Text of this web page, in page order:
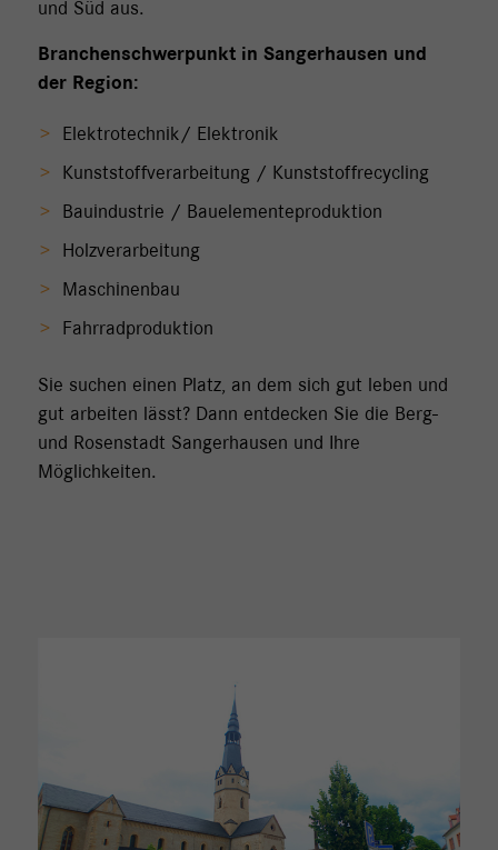
und Süd aus.
Branchenschwerpunkt in Sangerhausen und
der Region:
Elektrotechnik/ Elektronik
Kunststoffverarbeitung / Kunststoffrecycling
Bauindustrie / Bauelementeproduktion
Holzverarbeitung
Maschinenbau
Fahrradproduktion
Sie suchen einen Platz, an dem sich gut leben und
gut arbeiten lässt? Dann entdecken Sie die Berg-
und Rosenstadt Sangerhausen und Ihre
Möglichkeiten.